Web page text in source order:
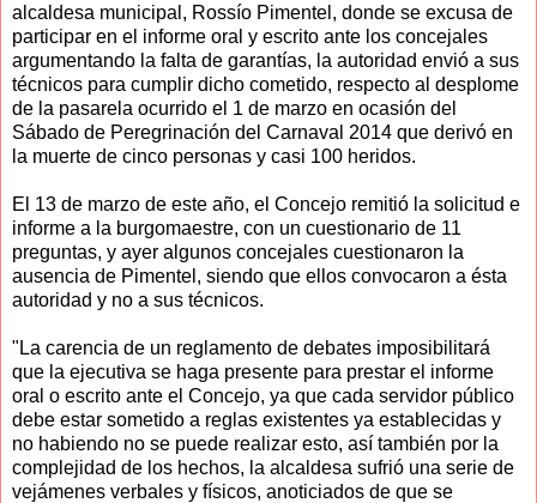
alcaldesa municipal, Rossío Pimentel, donde se excusa de
participar en el informe oral y escrito ante los concejales
argumentando la falta de garantías, la autoridad envió a sus
técnicos para cumplir dicho cometido, respecto al desplome
de la pasarela ocurrido el 1 de marzo en ocasión del
Sábado de Peregrinación del Carnaval 2014 que derivó en
la muerte de cinco personas y casi 100 heridos.
El 13 de marzo de este año, el Concejo remitió la solicitud e
informe a la burgomaestre, con un cuestionario de 11
preguntas, y ayer algunos concejales cuestionaron la
ausencia de Pimentel, siendo que ellos convocaron a ésta
autoridad y no a sus técnicos.
"La carencia de un reglamento de debates imposibilitará
que la ejecutiva se haga presente para prestar el informe
oral o escrito ante el Concejo, ya que cada servidor público
debe estar sometido a reglas existentes ya establecidas y
no habiendo no se puede realizar esto, así también por la
complejidad de los hechos, la alcaldesa sufrió una serie de
vejámenes verbales y físicos, anoticiados de que se